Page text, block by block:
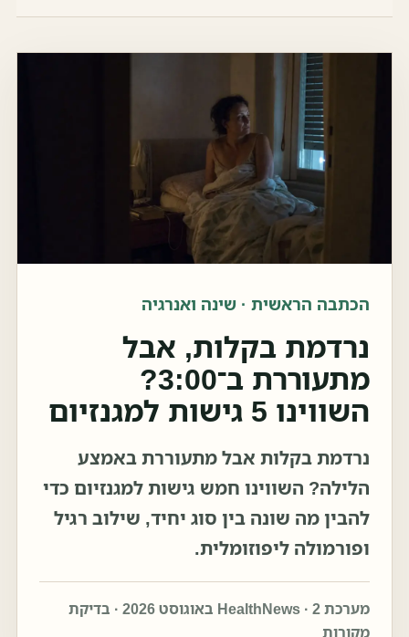
הכתבה הראשית · שינה ואנרגיה
נרדמת בקלות, אבל
מתעוררת ב־3:00?
השווינו 5 גישות למגנזיום
נרדמת בקלות אבל מתעוררת באמצע
הלילה? השווינו חמש גישות למגנזיום כדי
להבין מה שונה בין סוג יחיד, שילוב רגיל
ופורמולה ליפוזומלית.
מערכת HealthNews · 2 באוגוסט 2026 · בדיקת
מקורות